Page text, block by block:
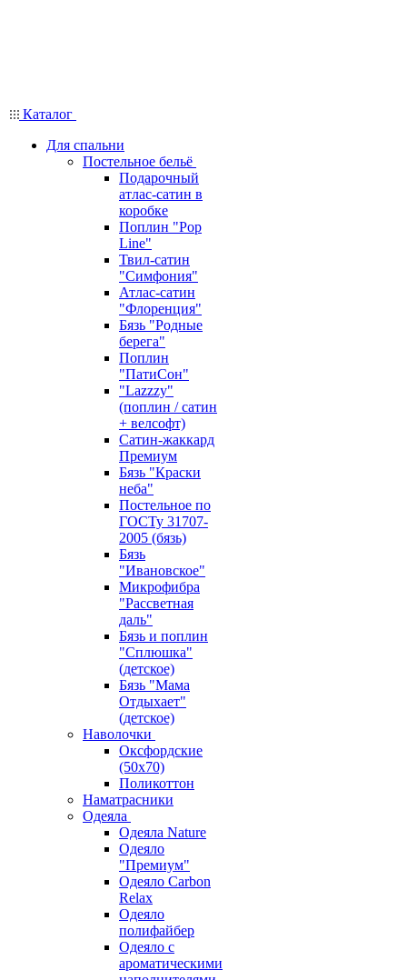
Каталог
Для спальни
Постельное бельё
Подарочный
атлас-сатин в
коробке
Поплин "Pop
Line"
Твил-сатин
"Симфония"
Атлас-сатин
"Флоренция"
Бязь "Родные
берега"
Поплин
"ПатиСон"
"Lazzzy"
(поплин / сатин
+ велсофт)
Сатин-жаккард
Премиум
Бязь "Краски
неба"
Постельное по
ГОСТу 31707-
2005 (бязь)
Бязь
"Ивановское"
Микрофибра
"Рассветная
даль"
Бязь и поплин
"Сплюшка"
(детское)
Бязь "Мама
Отдыхает"
(детское)
Наволочки
Оксфордские
(50х70)
Поликоттон
Наматрасники
Одеяла
Одеяла Nature
Одеяло
"Премиум"
Одеяло Carbon
Relax
Одеяло
полифайбер
Одеяло с
ароматическими